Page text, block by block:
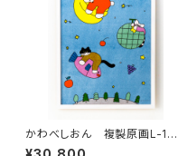
かわべしおん 複製原画L-1
「フルーツの夢」（額装有り）直筆